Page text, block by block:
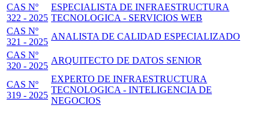
CAS Nº
322 - 2025
ESPECIALISTA DE INFRAESTRUCTURA
TECNOLOGICA - SERVICIOS WEB
CAS Nº
321 - 2025
ANALISTA DE CALIDAD ESPECIALIZADO
CAS Nº
320 - 2025
ARQUITECTO DE DATOS SENIOR
CAS Nº
319 - 2025
EXPERTO DE INFRAESTRUCTURA
TECNOLOGICA - INTELIGENCIA DE
NEGOCIOS